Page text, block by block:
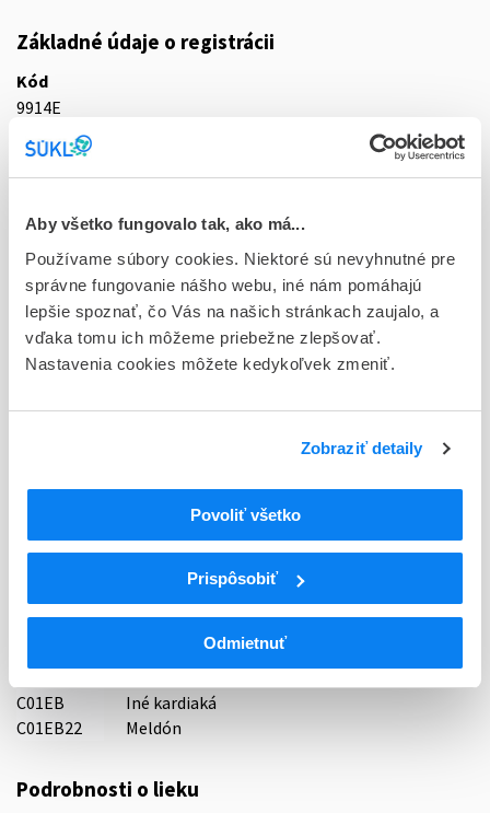
Aby všetko fungovalo tak, ako má...
Používame súbory cookies. Niektoré sú nevyhnutné pre
správne fungovanie nášho webu, iné nám pomáhajú
lepšie spoznať, čo Vás na našich stránkach zaujalo, a
vďaka tomu ich môžeme priebežne zlepšovať.
Nastavenia cookies môžete kedykoľvek zmeniť.
Zobraziť detaily
Povoliť všetko
Prispôsobiť
Odmietnuť
Základné údaje o registrácii
Kód
9914E
Registračné číslo
41/0177/25-S
Doplnok
sol inj 10x500 mg/5 ml (amp.skl.)
Stav
R - Aktuálna registrácia
Decentralizovaná
41 - CARDIACA
ATC
KARDIAKÁ
C01EB
Iné kardiaká
C01EB22
Meldón
Podrobnosti o lieku